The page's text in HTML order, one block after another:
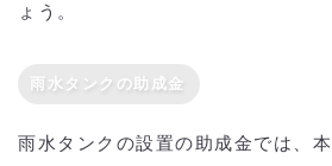
ょう。
雨水タンクの助成金
雨水タンクの設置の助成金では、